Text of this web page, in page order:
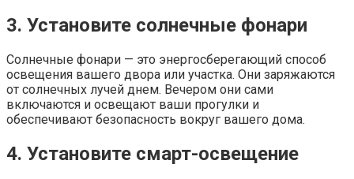
3. Установите солнечные фонари
Солнечные фонари — это энергосберегающий способ
освещения вашего двора или участка. Они заряжаются
от солнечных лучей днем. Вечером они сами
включаются и освещают ваши прогулки и
обеспечивают безопасность вокруг вашего дома.
4. Установите смарт-освещение